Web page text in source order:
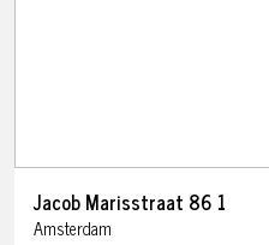
Jacob Marisstraat 86 1
Amsterdam